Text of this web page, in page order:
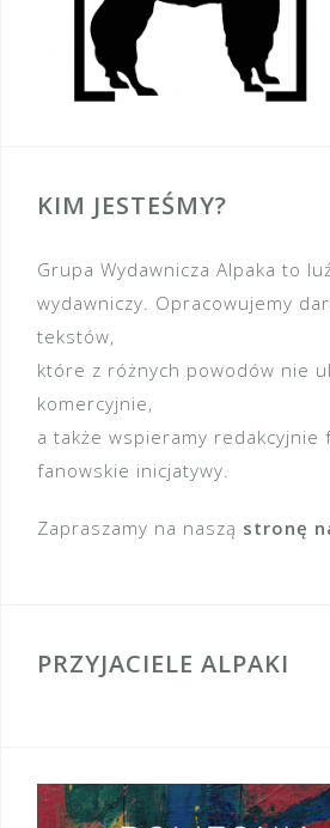
KIM JESTEŚMY?
Grupa Wydawnicza Alpaka to
wydawniczy. Opracowujemy
tekstów,
które z różnych powodów nie
komercyjnie,
a także wspieramy redakcyjnie
fanowskie inicjatywy.
Zapraszamy na naszą stronę
PRZYJACIELE ALPAKI